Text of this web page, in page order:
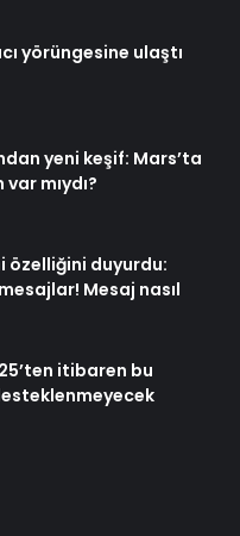
yörüngesine ulaştı
yeni keşif: Mars’ta
mıydı?
özelliğini duyurdu:
Mesaj nasıl
itibaren bu